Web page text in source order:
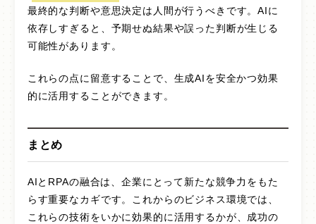
最終的な判断や意思決定は人間が行うべきです。AIに
依存しすぎると、予期せぬ結果や誤った判断が生じる
可能性があります。
これらの点に留意することで、生成AIを安全かつ効果
的に活用することができます。
まとめ
AIとRPAの融合は、企業にとって新たな競争力をもた
らす重要なカギです。これからのビジネス環境では、
これらの技術をいかに効果的に活用するかが、成功の